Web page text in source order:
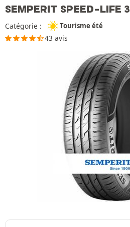
SEMPERIT SPEED-LIFE 3
Catégorie : Tourisme été
43 avis